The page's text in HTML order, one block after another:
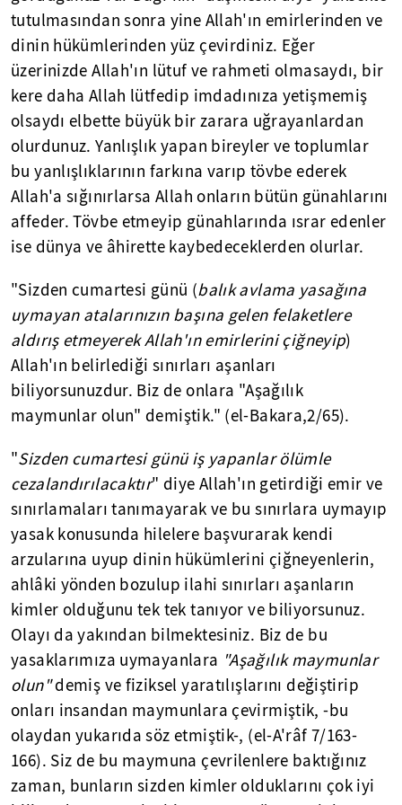
tutulmasından sonra yine Allah'ın emirlerinden ve
dinin hükümlerinden yüz çevirdiniz. Eğer
üzerinizde Allah'ın lütuf ve rahmeti olmasaydı, bir
kere daha Allah lütfedip imdadınıza yetişmemiş
olsaydı elbette büyük bir zarara uğrayanlardan
olurdunuz. Yanlışlık yapan bireyler ve toplumlar
bu yanlışlıklarının farkına varıp tövbe ederek
Allah'a sığınırlarsa Allah onların bütün günahlarını
affeder. Tövbe etmeyip günahlarında ısrar edenler
ise dünya ve âhirette kaybedeceklerden olurlar.
"Sizden cumartesi günü (balık avlama yasağına
uymayan atalarınızın başına gelen felaketlere
aldırış etmeyerek Allah'ın emirlerini çiğneyip)
Allah'ın belirlediği sınırları aşanları
biliyorsunuzdur. Biz de onlara "Aşağılık
maymunlar olun" demiştik." (el-Bakara,2/65).
"Sizden cumartesi günü iş yapanlar ölümle
cezalandırılacaktır" diye Allah'ın getirdiği emir ve
sınırlamaları tanımayarak ve bu sınırlara uymayıp
yasak konusunda hilelere başvurarak kendi
arzularına uyup dinin hükümlerini çiğneyenlerin,
ahlâki yönden bozulup ilahi sınırları aşanların
kimler olduğunu tek tek tanıyor ve biliyorsunuz.
Olayı da yakından bilmektesiniz. Biz de bu
yasaklarımıza uymayanlara "Aşağılık maymunlar
olun"demiş ve fiziksel yaratılışlarını değiştirip
onları insandan maymunlara çevirmiştik, -bu
olaydan yukarıda söz etmiştik-, (el-A'râf 7/163-
166). Siz de bu maymuna çevrilenlere baktığınız
zaman, bunların sizden kimler olduklarını çok iyi